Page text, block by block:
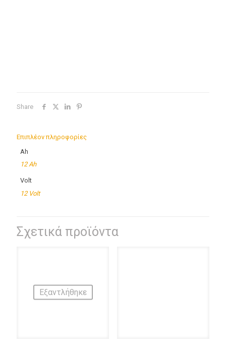
Share
Επιπλέον πληροφορίες
Ah
12 Ah
Volt
12 Volt
Σχετικά προϊόντα
Εξαντλήθηκε